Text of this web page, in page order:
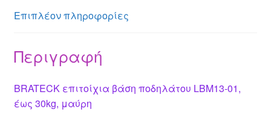
er p
Επιπλέον πληροφορίες
Περιγραφή
BRATECK επιτοίχια βάση ποδηλάτου LBM13-01,
έως 30kg, μαύρη